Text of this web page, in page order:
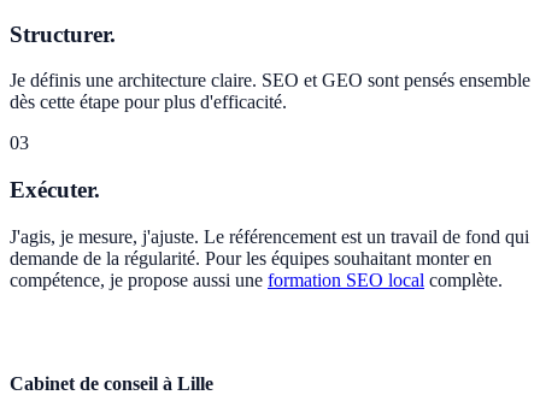
Structurer.
Je définis une architecture claire. SEO et GEO sont pensés ensemble
dès cette étape pour plus d'efficacité.
03
Exécuter.
J'agis, je mesure, j'ajuste. Le référencement est un travail de fond qui
demande de la régularité. Pour les équipes souhaitant monter en
compétence, je propose aussi une formation SEO local complète.
Cabinet de conseil à Lille